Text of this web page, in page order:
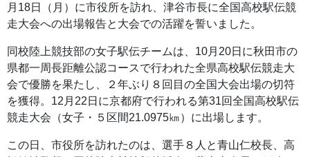
月18日（月）に市役所を訪れ、津谷市長に全国高校駅伝競
走大会への出場報告と大会での活躍を誓いました。
同校陸上競技部の女子駅伝チームは、10月20日に秋田市の
県都一周長距離公認コースで行われた全県高校駅伝競走大
会で優勝を果たし、２年ぶり８回目の全国大会出場の切符
を獲得。12月22日に京都府で行われる第31回全国高校駅伝
競走大会（女子・５区間21.0975㎞）に出場します。
この日、市役所を訪れたのは、選手８人と青山仁校長、高